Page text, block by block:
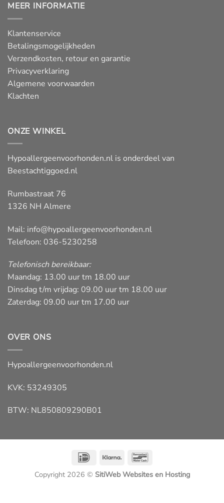
MEER INFORMATIE
Klantenservice
Betalingsmogelijkheden
Verzendkosten, retour en garantie
Privacyverklaring
Algemene voorwaarden
Klachten
ONZE WINKEL
Hypoallergeenvoorhonden.nl is onderdeel van
Beestachtiggoed.nl
Rumbastraat 76
1326 NH Almere
Mail: info@hypoallergeenvoorhonden.nl
Telefoon: 036-5230258
Telefonisch bereikbaar:
Maandag: 13.00 uur tm 18.00 uur
Dinsdag t/m vrijdag: 09.00 uur tm 18.00 uur
Zaterdag: 09.00 uur tm 17.00 uur
OVER ONS
Hypoallergeenvoorhonden.nl
KVK: 53249305
BTW: NL850809290B01
IDeal Klarna
Copyright 2026 © SitiWeb Websites en Hosting